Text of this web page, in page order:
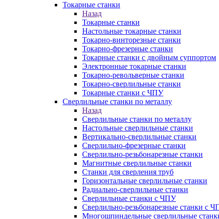
Токарные станки
Назад
Токарные станки
Настольные токарные станки
Токарно-винторезные станки
Токарно-фрезерные станки
Токарные станки с двойным суппортом
Электронные токарные станки
Токарно-револьверные станки
Токарно-сверлильные станки
Токарные станки с ЧПУ
Сверлильные станки по металлу
Назад
Сверлильные станки по металлу
Настольные сверлильные станки
Вертикально-сверлильные станки
Сверлильно-фрезерные станки
Сверлильно-резьбонарезные станки
Магнитные сверлильные станки
Станки для сверления труб
Горизонтальные сверлильные станки
Радиально-сверлильные станки
Сверлильные станки с ЧПУ
Сверлильно-резьбонарезные станки с
Многошпиндельные сверлильные